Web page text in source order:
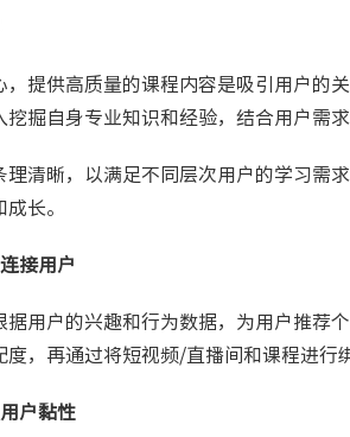
，提供高质量的课程内容是吸引用户的
挖掘自身专业知识和经验，结合用户需
理清晰，以满足不同层次用户的学习需
长。
接用户
据用户的兴趣和行为数据，为用户推荐
度，再通过将短视频/直播间和课程进
户黏性